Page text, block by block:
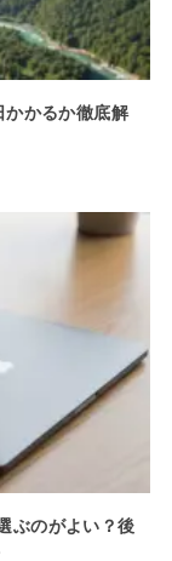
かるか徹底解
ぶのがよい？後